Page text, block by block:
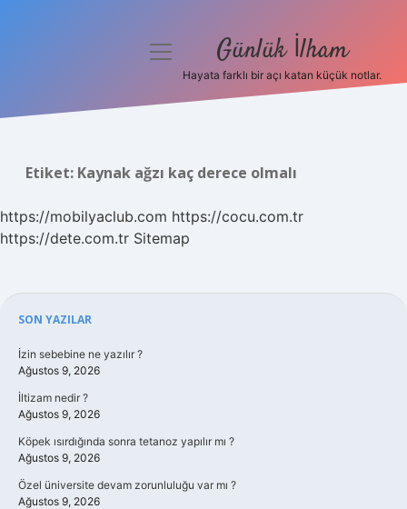
Hakkımızda
menüyü
Günlük İlham
Hayata farklı bir açı katan küçük notlar.
Etiket: Kaynak ağzı kaç derece olmalı
https://mobilyaclub.com https://cocu.com.tr
https://dete.com.tr Sitemap
Sidebar
SON YAZILAR
İzin sebebine ne yazılır ?
Ağustos 9, 2026
İltizam nedir ?
Ağustos 9, 2026
Köpek ısırdığında sonra tetanoz yapılır mı ?
Ağustos 9, 2026
Özel üniversite devam zorunluluğu var mı ?
Ağustos 9, 2026